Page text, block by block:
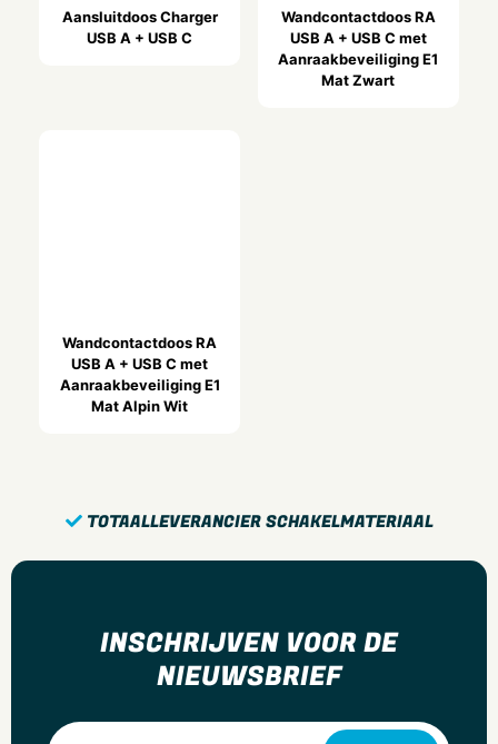
Transparant
0.055 mtr
Hoogte
Variant
Aansluitdoos Charger
USB A + USB C
Wandcontactdoos RA
USB A + USB C met
Aanraakbeveiliging E1
Mat Zwart
Wandcontactdoos RA
USB A + USB C met
Aanraakbeveiliging E1
Mat Alpin Wit
TOTAALLEVERANCIER SCHAKELMATERIAAL
INSCHRIJVEN VOOR DE
NIEUWSBRIEF